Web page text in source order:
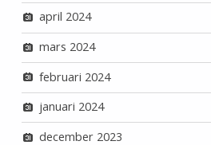
april 2024
mars 2024
februari 2024
januari 2024
december 2023